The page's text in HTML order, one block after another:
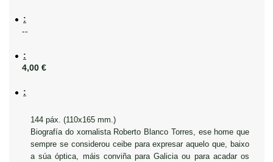
:
--
:
4,00 €
:
144 páx. (110x165 mm.)
Biografía do xornalista Roberto Blanco Torres, ese home que
sempre se considerou ceibe para expresar aquelo que, baixo
a súa óptica, máis conviña para Galicia ou para acadar os